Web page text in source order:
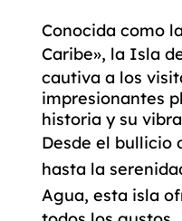
Conocida como
Caribe», la Isla
cautiva a los
impresionantes
historia y su
Desde el bullicio
hasta la
Agua, esta isla